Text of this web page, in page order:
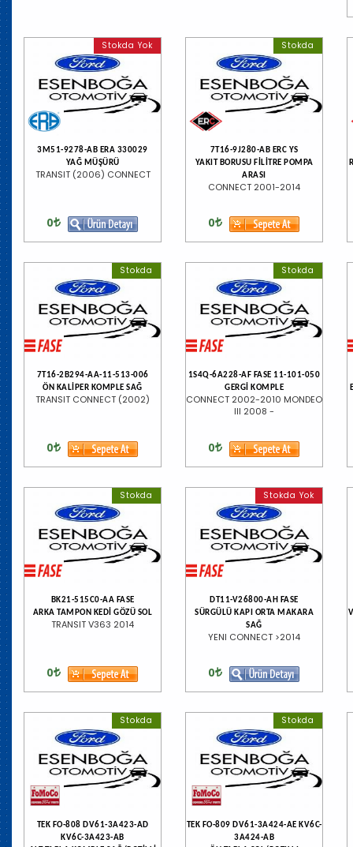
Stokda Yok
3M51-9278-AB ERA 330029
YAĞ MÜŞÜRÜ
TRANSIT (2006) CONNECT
0
Stokda
7T16-9J280-AB ERC YS
YAKIT BORUSU FİLİTRE POMPA
ARASI
CONNECT 2001-2014
0
Stokda
7T16-2B294-AA-11-513-006
ÖN KALİPER KOMPLE SAĞ
TRANSIT CONNECT (2002)
0
Stokda
1S4Q-6A228-AF FASE 11-101-050
GERGİ KOMPLE
CONNECT 2002-2010 MONDEO
III 2008 -
0
Stokda
BK21-515C0-AA FASE
ARKA TAMPON KEDİ GÖZÜ SOL
TRANSIT V363 2014
0
Stokda Yok
DT11-V26800-AH FASE
SÜRGÜLÜ KAPI ORTA MAKARA
SAĞ
YENI CONNECT >2014
0
Stokda
TEK FO-808 DV61-3A423-AD
KV6C-3A423-AB
Stokda
TEK FO-809 DV61-3A424-AE KV6C-
3A424-AB